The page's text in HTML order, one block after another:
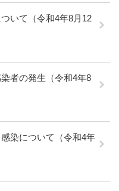
いて（令和4年8月12
者の発生（令和4年8
染について（令和4年